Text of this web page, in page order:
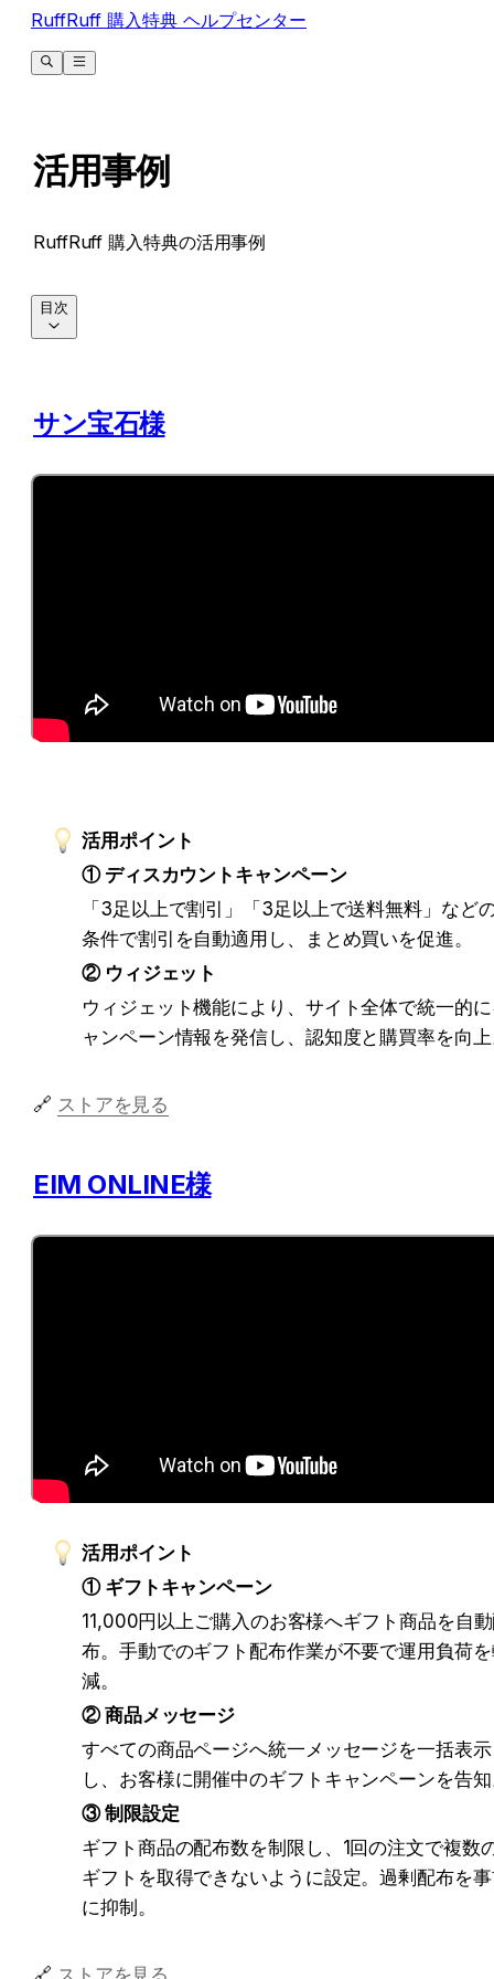
RuffRuff 購入特典 ヘルプセンター
活用事例
RuffRuff 購入特典の活用事例
サン宝石様
活用ポイント
① ディスカウントキャンペーン
「3足以上で割引」「3足以上で送料無料」など
条件で割引を自動適用し、まとめ買いを促進。
② ウィジェット
ウィジェット機能により、サイト全体で統一的
ャンペーン情報を発信し、認知度と購買率を向
🔗 ストアを見る
EIM ONLINE様
活用ポイント
① ギフトキャンペーン
11,000円以上ご購入のお客様へギフト商品を自
布。手動でのギフト配布作業が不要で運用負荷
減。
② 商品メッセージ
すべての商品ページへ統一メッセージを一括表示
し、お客様に開催中のギフトキャンペーンを告
③ 制限設定
ギフト商品の配布数を制限し、1回の注文で複数
ギフトを取得できないように設定。過剰配布を
に抑制。
🔗 ストアを見る
目次